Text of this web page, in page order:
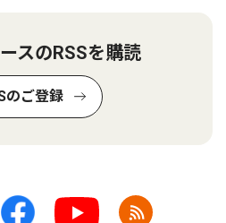
スのRSSを購読
のご登録